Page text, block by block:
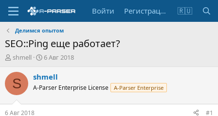
Войти Регистрация 🇷🇺
Делимся опытом
SEO::Ping еще работает?
А
т
о
т
shmell
Д
т
н
6 Авг 2018
S shmell
A-Parser Enterprise License A-Parser Enterprise
6 Авг 2018 #1